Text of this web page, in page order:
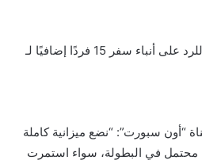
طالع | اتحاد الكرة يصدر بيانًا للرد على أنباء سفر 15 فردًا إضافيًا لـ
“أون سبورت”: “نضع ميزانية كاملة
محتمل في البطولة، سواء استمرت